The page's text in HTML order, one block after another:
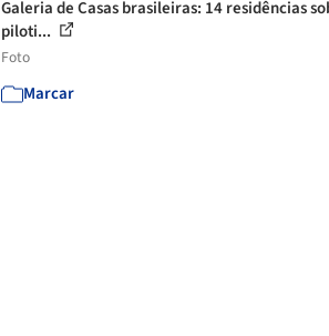
Galeria de Casas brasileiras: 14 residências
piloti...
Foto
Marcar